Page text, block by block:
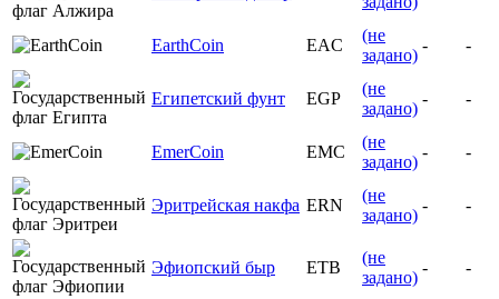
EarthCoin EAC
(не
задано)
- -
Египетский фунт EGP
(не
задано)
- -
EmerCoin EMC
(не
задано)
- -
Эритрейская накфа ERN
(не
задано)
- -
Эфиопский быр ETB
(не
задано)
- -